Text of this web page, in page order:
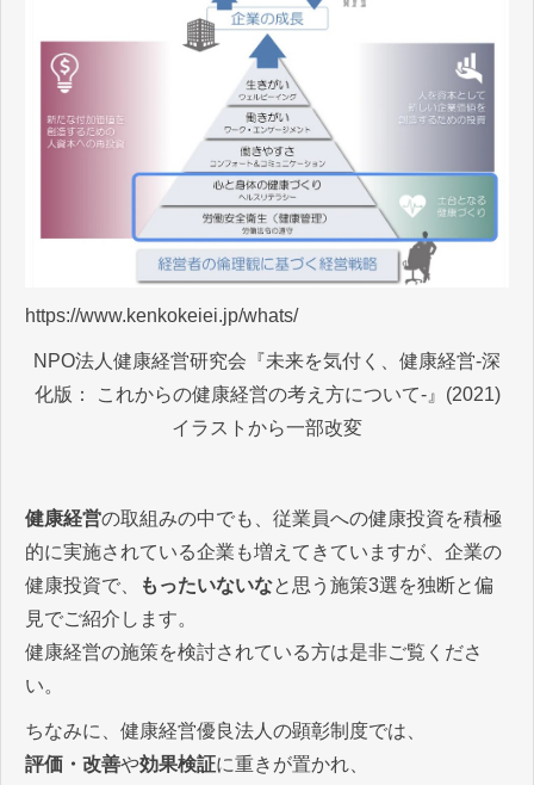
https://www.kenkokeiei.jp/whats/
NPO法人健康経営研究会『未来を気付く、健康経営-深
化版： これからの健康経営の考え方について-』(2021)
イラストから一部改変
健康経営の取組みの中でも、従業員への健康投資を積極
的に実施されている企業も増えてきていますが、企業の
健康投資で、
もったいないなと思う施策3選を独断と偏
見でご紹介します。
健康経営の施策を検討されている方は是非ご覧くださ
い。
ちなみに、健康経営優良法人の顕彰制度では、
評価・改善や効果検証に重きが置かれ、